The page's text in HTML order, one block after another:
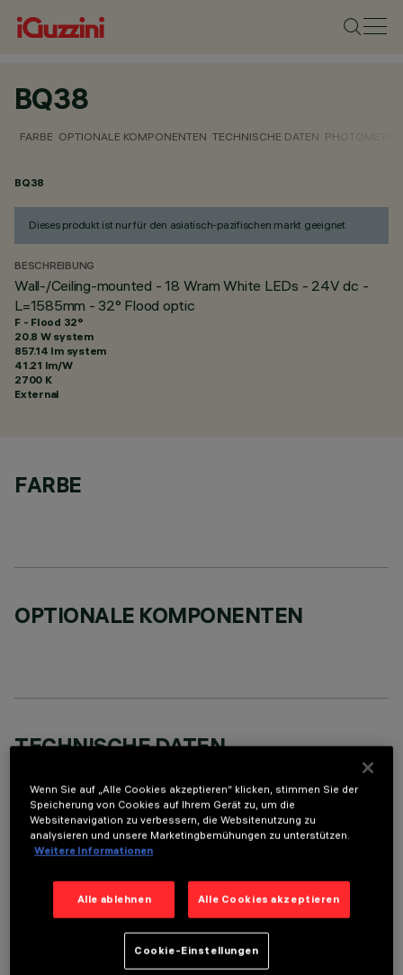
BQ38
FARBE OPTIONALE KOMPONENTEN TECHNISCHE DATEN
BQ38
Dieses produkt ist nur für den asiatisch-pazifischen markt geeignet
BESCHREIBUNG
Wall-/Ceiling-mounted - 18 Wram White LEDs - 24V dc -
L=1585mm - 32° Flood optic
F - Flood 32°
20.8 W system
857.14 lm system
41.21 lm/W
2700 K
External
FARBE
OPTIONALE KOMPONENTEN
TECHNISCHE DATEN
BESCHREIBUNG
Direct light luminaire, designed to use monochrome LED
supports for installation (to be ordered separately). Extruded
aluminium boy, with zamak die-cast end caps complete with
silicone seals. Coated with liquid acrylic paint with a high level
of weather and UV ray resistance. The top of the optical
assembly is closed by a 3 mm thick transparent glass screen,
Wenn Sie auf „Alle Cookies akzeptieren“ klicken, stimmen Sie der
Speicherung von Cookies auf Ihrem Gerät zu, um die
Websitenavigation zu verbessern, die Websitenutzung zu
analysieren und unsere Marketingbemühungen zu unterstützen.
Weitere Informationen
Alle ablehnen Alle Cookies akzeptieren
Cookie-Einstellungen